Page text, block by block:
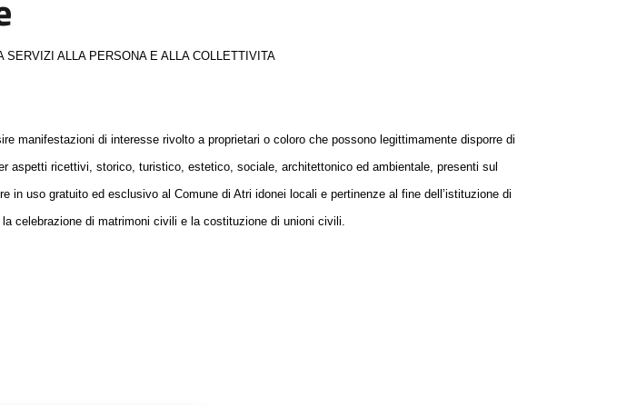
SERVIZI ALLA PERSONA E ALLA COLLETTIVITA
manifestazioni di interesse rivolto a proprietari o coloro che possono legittimamente disporre di
aspetti ricettivi, storico, turistico, estetico, sociale, architettonico ed ambientale, presenti sul
in uso gratuito ed esclusivo al Comune di Atri idonei locali e pertinenze al fine dell’istituzione di
celebrazione di matrimoni civili e la costituzione di unioni civili.